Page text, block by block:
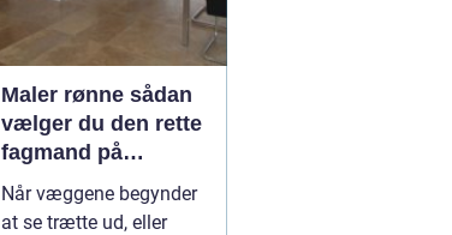
Maler rønne sådan
vælger du den rette
fagmand på
bornholm
Når væggene begynder
at se trætte ud, eller